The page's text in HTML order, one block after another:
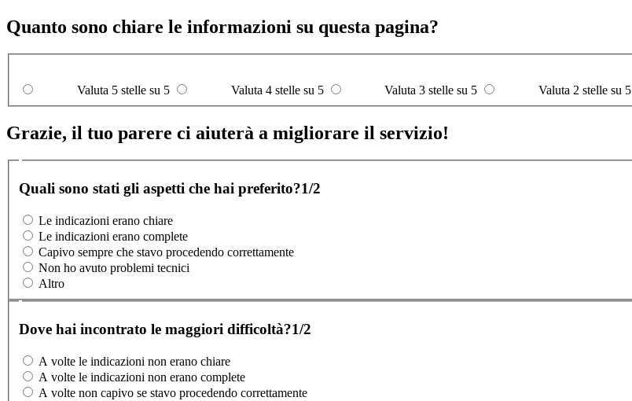
Quanto sono chiare le informazioni su questa pagina?
Valuta 5 stelle su 5 Valuta 4 stelle su 5 Valuta 3 stelle su 5 Valuta 2 stelle su 5
Grazie, il tuo parere ci aiuterà a migliorare il servizio!
Quali sono stati gli aspetti che hai preferito?1/2
Le indicazioni erano chiare
Le indicazioni erano complete
Capivo sempre che stavo procedendo correttamente
Non ho avuto problemi tecnici
Altro
Dove hai incontrato le maggiori difficoltà?1/2
A volte le indicazioni non erano chiare
A volte le indicazioni non erano complete
A volte non capivo se stavo procedendo correttamente